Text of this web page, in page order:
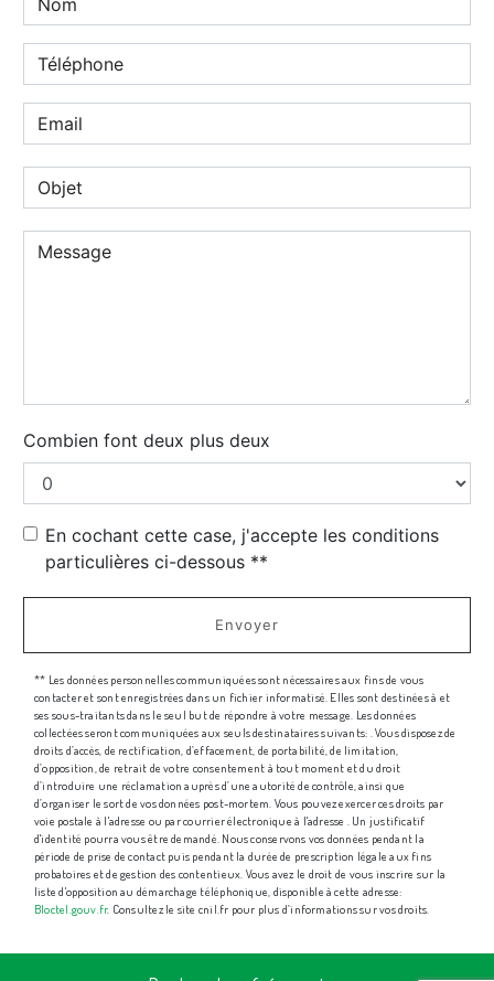
Combien font deux plus deux
En cochant cette case, j'accepte les conditions
particulières ci-dessous **
Envoyer
** Les données personnelles communiquées sont nécessaires aux fins de vous
contacter et sont enregistrées dans un fichier informatisé. Elles sont destinées à et
ses sous-traitants dans le seul but de répondre à votre message. Les données
collectées seront communiquées aux seuls destinataires suivants: . Vous disposez de
droits d’accès, de rectification, d’effacement, de portabilité, de limitation,
d’opposition, de retrait de votre consentement à tout moment et du droit
d’introduire une réclamation auprès d’une autorité de contrôle, ainsi que
d’organiser le sort de vos données post-mortem. Vous pouvez exercer ces droits par
voie postale à l'adresse ou par courrier électronique à l'adresse . Un justificatif
d'identité pourra vous être demandé. Nous conservons vos données pendant la
période de prise de contact puis pendant la durée de prescription légale aux fins
probatoires et de gestion des contentieux. Vous avez le droit de vous inscrire sur la
liste d'opposition au démarchage téléphonique, disponible à cette adresse:
Bloctel.gouv.fr. Consultez le site cnil.fr pour plus d’informations sur vos droits.